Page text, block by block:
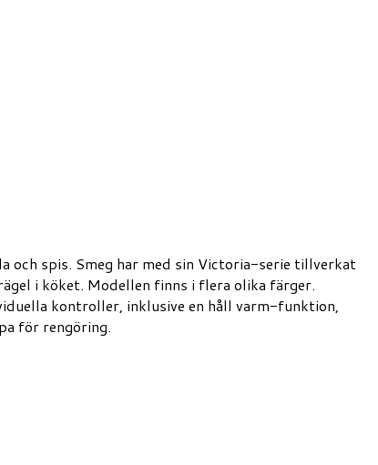
och spis. Smeg har med sin Victoria-serie tillverkat
i köket. Modellen finns i flera olika färger.
kontroller, inklusive en håll varm-funktion,
för rengöring.